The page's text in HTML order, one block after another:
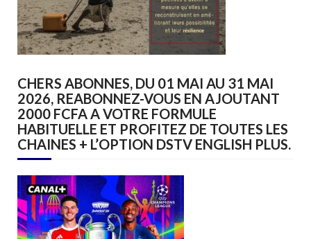
CHERS ABONNES, DU 01 MAI AU 31 MAI
2026, REABONNEZ-VOUS EN AJOUTANT
2000 FCFA A VOTRE FORMULE
HABITUELLE ET PROFITEZ DE TOUTES LES
CHAINES + L’OPTION DSTV ENGLISH PLUS.